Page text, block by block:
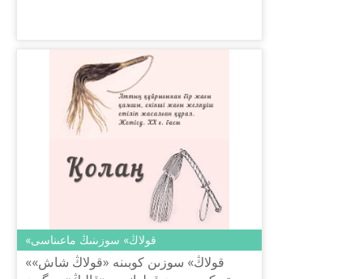
«قولاڭ» سوزىنىڭ ماعىناسى
«قولاڭ» سوزىن كوبىنە «قولاڭ شاش»